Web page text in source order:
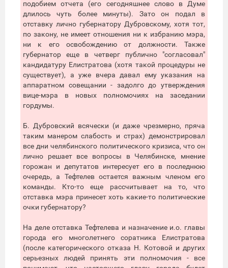
подобием отчета (его сегодняшнее слово в Думе
длилось чуть более минуты). Зато он подал в
отставку лично губернатору Дубровскому, хотя тот,
по закону, не имеет отношения ни к избранию мэра,
ни к его освобождению от должности. Также
губернатор еще в четверг публично "согласовал"
кандидатуру Елистратова (хотя такой процедуры не
существует), а уже вчера давал ему указания на
аппаратном совещании - задолго до утверждения
вице-мэра в новых полномочиях на заседании
гордумы.
Б. Дубровский всячески (и даже чрезмерно, пряча
таким манером слабость и страх) демонстрировал
все дни челябинского политического кризиса, что он
лично решает все вопросы в Челябинске, мнение
горожан и депутатов интересует его в последнюю
очередь, а Тефтелев остается важным членом его
команды. Кто-то еще рассчитывает на то, что
отставка мэра принесет хоть какие-то политические
очки губернатору?
На деле отставка Тефтелева и назначение и.о. главы
города его многолетнего соратника Елистратова
(после категорического отказа Н. Котовой и других
серьезных людей принять эти полномочия - все